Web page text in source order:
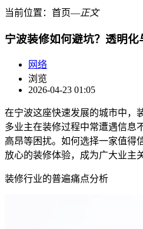
当前位置： 首页―正文
宁波装修如何避坑？透明
网络
浏览
2026-04-23 01:05
在宁波这座快速发展的城市中，
多业主在装修过程中常遭遇信息
高昂等困扰。如何选择一家值得
放心的装修体验，成为广大业主
装修行业的普遍痛点分析